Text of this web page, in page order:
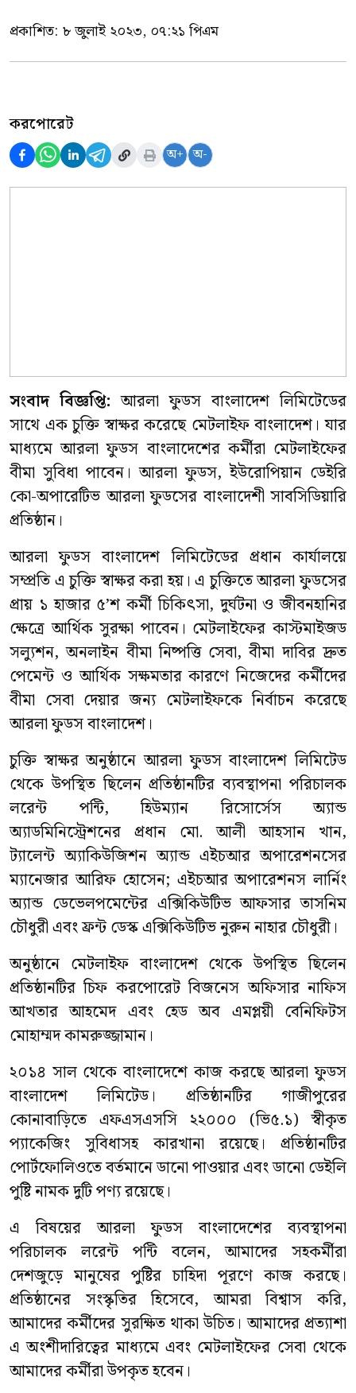
প্রকাশিত: ৮ জুলাই ২০২৩, ০৭:২১ পিএম
করপোরেট
অ+ অ-
সংবাদ বিজ্ঞপ্তি: আরলা ফুডস বাংলাদেশ লিমিটেডের
সাথে এক চুক্তি স্বাক্ষর করেছে মেটলাইফ বাংলাদেশ। যার
মাধ্যমে আরলা ফুডস বাংলাদেশের কর্মীরা মেটলাইফের
বীমা সুবিধা পাবেন। আরলা ফুডস, ইউরোপিয়ান ডেইরি
কো-অপারেটিভ আরলা ফুডসের বাংলাদেশী সাবসিডিয়ারি
প্রতিষ্ঠান।
আরলা ফুডস বাংলাদেশ লিমিটেডের প্রধান কার্যালয়ে
সম্প্রতি এ চুক্তি স্বাক্ষর করা হয়। এ চুক্তিতে আরলা ফুডসের
প্রায় ১ হাজার ৫’শ কর্মী চিকিৎসা, দুর্ঘটনা ও জীবনহানির
ক্ষেত্রে আর্থিক সুরক্ষা পাবেন। মেটলাইফের কাস্টমাইজড
সল্যুশন, অনলাইন বীমা নিষ্পত্তি সেবা, বীমা দাবির দ্রুত
পেমেন্ট ও আর্থিক সক্ষমতার কারণে নিজেদের কর্মীদের
বীমা সেবা দেয়ার জন্য মেটলাইফকে নির্বাচন করেছে
আরলা ফুডস বাংলাদেশ।
চুক্তি স্বাক্ষর অনুষ্ঠানে আরলা ফুডস বাংলাদেশ লিমিটেড
থেকে উপস্থিত ছিলেন প্রতিষ্ঠানটির ব্যবস্থাপনা পরিচালক
লরেন্ট পন্টি, হিউম্যান রিসোর্সেস অ্যান্ড
অ্যাডমিনিস্ট্রেশনের প্রধান মো. আলী আহসান খান,
ট্যালেন্ট অ্যাকিউজিশন অ্যান্ড এইচআর অপারেশনসের
ম্যানেজার আরিফ হোসেন; এইচআর অপারেশনস লার্নিং
অ্যান্ড ডেভেলপমেন্টের এক্সিকিউটিভ আফসার তাসনিম
চৌধুরী এবং ফ্রন্ট ডেস্ক এক্সিকিউটিভ নুরুন নাহার চৌধুরী।
অনুষ্ঠানে মেটলাইফ বাংলাদেশ থেকে উপস্থিত ছিলেন
প্রতিষ্ঠানটির চিফ করপোরেট বিজনেস অফিসার নাফিস
আখতার আহমেদ এবং হেড অব এমপ্লয়ী বেনিফিটস
মোহাম্মদ কামরুজ্জামান।
২০১৪ সাল থেকে বাংলাদেশে কাজ করছে আরলা ফুডস
বাংলাদেশ লিমিটেড। প্রতিষ্ঠানটির গাজীপুরের
কোনাবাড়িতে এফএসএসসি ২২০০০ (ভি৫.১) স্বীকৃত
প্যাকেজিং সুবিধাসহ কারখানা রয়েছে। প্রতিষ্ঠানটির
পোর্টফোলিওতে বর্তমানে ডানো পাওয়ার এবং ডানো ডেইলি
পুষ্টি নামক দুটি পণ্য রয়েছে।
এ বিষয়ের আরলা ফুডস বাংলাদেশের ব্যবস্থাপনা
পরিচালক লরেন্ট পন্টি বলেন, আমাদের সহকর্মীরা
দেশজুড়ে মানুষের পুষ্টির চাহিদা পূরণে কাজ করছে।
প্রতিষ্ঠানের সংস্কৃতির হিসেবে, আমরা বিশ্বাস করি,
আমাদের কর্মীদের সুরক্ষিত থাকা উচিত। আমাদের প্রত্যাশা
এ অংশীদারিত্বের মাধ্যমে এবং মেটলাইফের সেবা থেকে
আমাদের কর্মীরা উপকৃত হবেন।